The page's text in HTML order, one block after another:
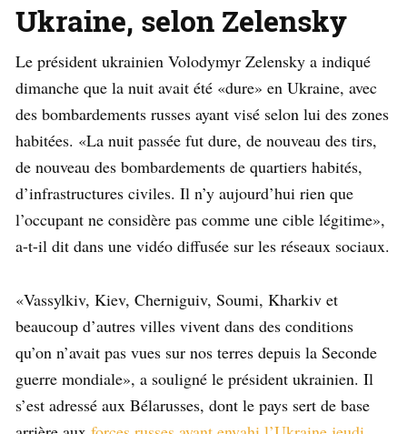
Ukraine, selon Zelensky
Le président ukrainien Volodymyr Zelensky a indiqué
dimanche que la nuit avait été «dure» en Ukraine, avec
des bombardements russes ayant visé selon lui des zones
habitées. «La nuit passée fut dure, de nouveau des tirs,
de nouveau des bombardements de quartiers habités,
d’infrastructures civiles. Il n’y aujourd’hui rien que
l’occupant ne considère pas comme une cible légitime»,
a-t-il dit dans une vidéo diffusée sur les réseaux sociaux.
«Vassylkiv, Kiev, Cherniguiv, Soumi, Kharkiv et
beaucoup d’autres villes vivent dans des conditions
qu’on n’avait pas vues sur nos terres depuis la Seconde
guerre mondiale», a souligné le président ukrainien. Il
s’est adressé aux Bélarusses, dont le pays sert de base